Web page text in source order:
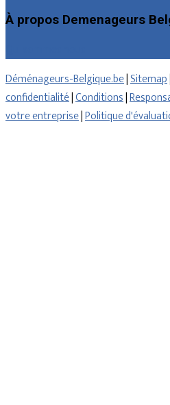
À propos Demenageurs
Déménageurs-Belgique.be|Sitemap|
confidentialité|Conditions|
votre entreprise|Politique